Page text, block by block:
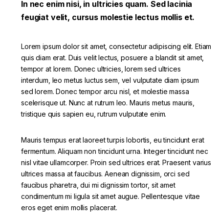
In nec enim nisi, in ultricies quam. Sed lacinia
feugiat velit, cursus molestie lectus mollis et.
Lorem ipsum dolor sit amet, consectetur adipiscing elit. Etiam
quis diam erat. Duis velit lectus, posuere a blandit sit amet,
tempor at lorem. Donec ultricies, lorem sed ultrices
interdum, leo metus luctus sem, vel vulputate diam ipsum
sed lorem. Donec tempor arcu nisl, et molestie massa
scelerisque ut. Nunc at rutrum leo. Mauris metus mauris,
tristique quis sapien eu, rutrum vulputate enim.
Mauris tempus erat laoreet turpis lobortis, eu tincidunt erat
fermentum. Aliquam non tincidunt urna. Integer tincidunt nec
nisl vitae ullamcorper. Proin sed ultrices erat. Praesent varius
ultrices massa at faucibus. Aenean dignissim, orci sed
faucibus pharetra, dui mi dignissim tortor, sit amet
condimentum mi ligula sit amet augue. Pellentesque vitae
eros eget enim mollis placerat.